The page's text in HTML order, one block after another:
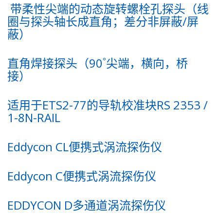
带柔性尖端的动态旋转螺栓孔探头（线
圈与探头轴长成直角；差分非屏蔽/屏
蔽）
直角焊接探头（90˚尖端，横向，桥
接）
适用于ETS2-77的导轨校准块RS 2353 /
1-8N-RAIL
Eddycon CL便携式涡流探伤仪
Eddycon C便携式涡流探伤仪
EDDYCON D多通道涡流探伤仪